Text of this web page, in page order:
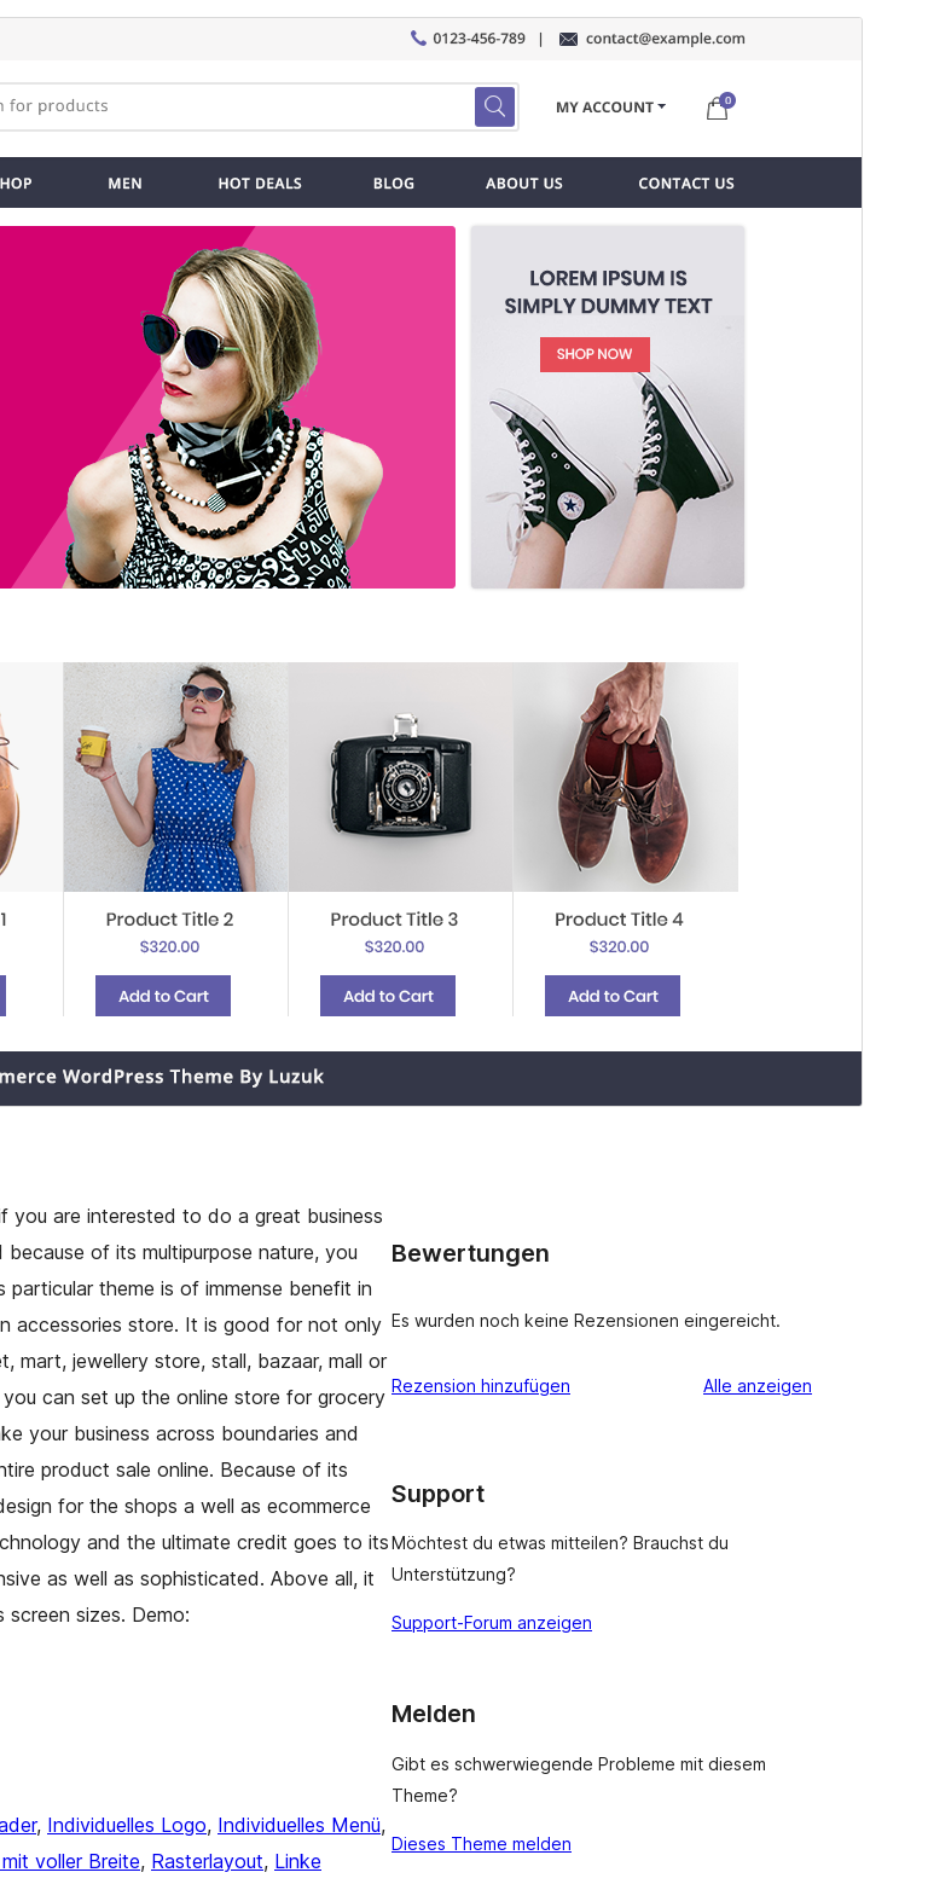
VorschauHerunterladen
Version
Zuletzt aktualisiert
24. Juli 2026
you are interested to do a great business
of its multipurpose nature, you
theme is of immense benefit in
accessories store. It is good for not only
mart, jewellery store, stall, bazaar, mall or
can set up the online store for grocery
your business across boundaries and
product sale online. Because of its
for the shops a well as ecommerce
and the ultimate credit goes to its
as well as sophisticated. Above all, it
sizes. Demo:
, Individuelles Logo, Individuelles Menü
voller Breite, Rasterlayout, Linke
Bewertungen
Es wurden noch keine Rezensionen eingereicht.
Rezension hinzufügen Alle Rezensionen
anzeigen
Support
Möchtest du etwas mitteilen? Brauchst du
Unterstützung?
Support-Forum anzeigen
Melden
Gibt es schwerwiegende Probleme mit diesem
Theme?
Dieses Theme melden